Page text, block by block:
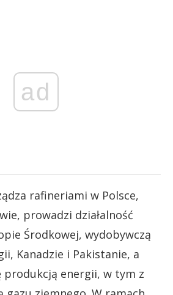
ad
rafineriami w Polsce,
prowadzi działalność
Środkowej, wydobywczą
Kanadzie i Pakistanie, a
produkcją energii, w tym z